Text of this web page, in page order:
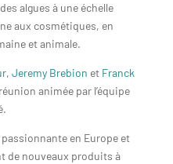
algues à une échelle
aux cosmétiques, en
et animale.
, Jeremy Brebion et Franck
animée par l’équipe
passionnante en Europe et
de nouveaux produits à